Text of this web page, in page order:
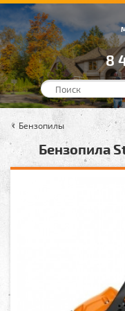
8
Бензопилы
Бензопила